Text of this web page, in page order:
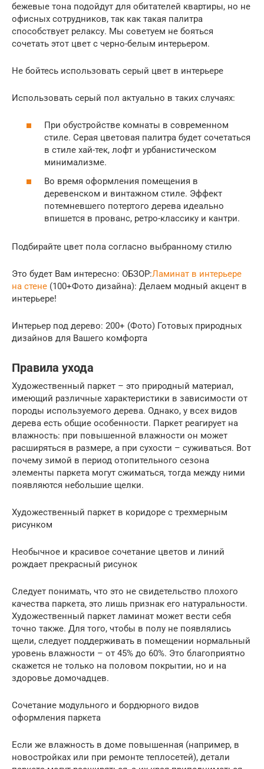
бежевые тона подойдут для обитателей квартиры, но не
офисных сотрудников, так как такая палитра
способствует релаксу. Мы советуем не бояться
сочетать этот цвет с черно-белым интерьером.
Не бойтесь использовать серый цвет в интерьере
Использовать серый пол актуально в таких случаях:
При обустройстве комнаты в современном
стиле. Серая цветовая палитра будет сочетаться
в стиле хай-тек, лофт и урбанистическом
минимализме.
Во время оформления помещения в
деревенском и винтажном стиле. Эффект
потемневшего потертого дерева идеально
впишется в прованс, ретро-классику и кантри.
Подбирайте цвет пола согласно выбранному стилю
Это будет Вам интересно: ОБЗОР:Ламинат в интерьере
на стене (100+Фото дизайна): Делаем модный акцент в
интерьере!
Интерьер под дерево: 200+ (Фото) Готовых природных
дизайнов для Вашего комфорта
Правила ухода
Художественный паркет – это природный материал,
имеющий различные характеристики в зависимости от
породы используемого дерева. Однако, у всех видов
дерева есть общие особенности. Паркет реагирует на
влажность: при повышенной влажности он может
расширяться в размере, а при сухости – суживаться. Вот
почему зимой в период отопительного сезона
элементы паркета могут сжиматься, тогда между ними
появляются небольшие щелки.
Художественный паркет в коридоре с трехмерным
рисунком
Необычное и красивое сочетание цветов и линий
рождает прекрасный рисунок
Следует понимать, что это не свидетельство плохого
качества паркета, это лишь признак его натуральности.
Художественный паркет ламинат может вести себя
точно также. Для того, чтобы в полу не появлялись
щели, следует поддерживать в помещении нормальный
уровень влажности – от 45% до 60%. Это благоприятно
скажется не только на половом покрытии, но и на
здоровье домочадцев.
Сочетание модульного и бордюрного видов
оформления паркета
Если же влажность в доме повышенная (например, в
новостройках или при ремонте теплосетей), детали